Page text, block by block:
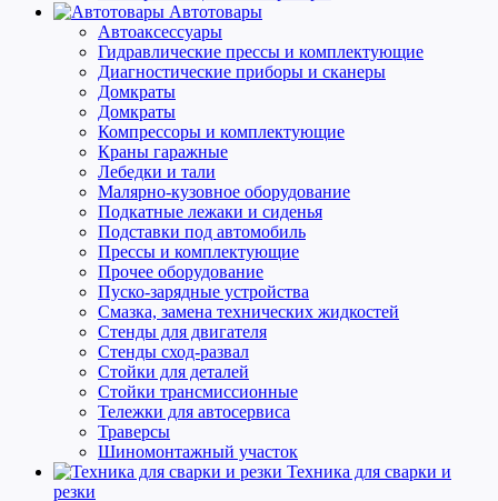
Автотовары
Автоаксессуары
Гидравлические прессы и комплектующие
Диагностические приборы и сканеры
Домкраты
Домкраты
Компрессоры и комплектующие
Краны гаражные
Лебедки и тали
Малярно-кузовное оборудование
Подкатные лежаки и сиденья
Подставки под автомобиль
Прессы и комплектующие
Прочее оборудование
Пуско-зарядные устройства
Смазка, замена технических жидкостей
Стенды для двигателя
Стенды сход-развал
Стойки для деталей
Стойки трансмиссионные
Тележки для автосервиса
Траверсы
Шиномонтажный участок
Техника для сварки и
резки